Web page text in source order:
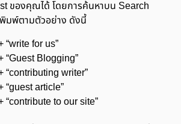
ของคุณได้ โดยการค้นหาบน Search
มพ์ตามตัวอย่าง ดังนี้
“write for us”
“Guest Blogging”
“contributing writer”
“guest article”
“contribute to our site”